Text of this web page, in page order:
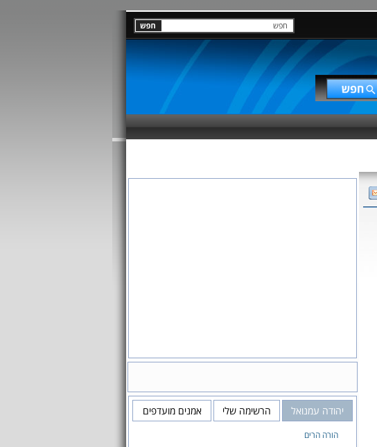
יהודה עמנואל הרשימה שלי אמנים מועדפים
הורה הרים